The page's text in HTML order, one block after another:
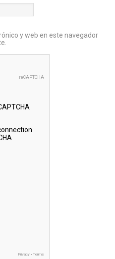
y web en este navegador